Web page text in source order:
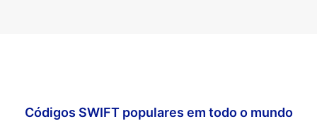
Códigos SWIFT populares em todo o mundo